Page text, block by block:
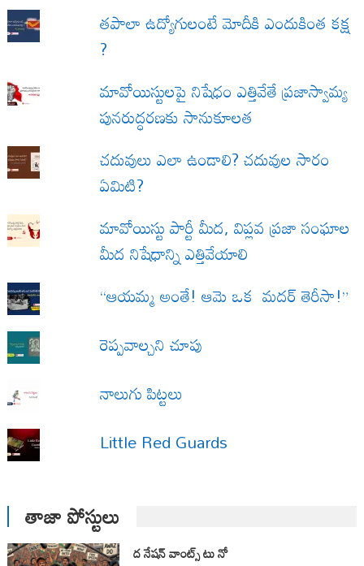
త‌పాలా ఉద్యోగులంటే మోదీకి ఎందుకింత కక్ష
?
మావోయిస్టులపై నిషేధం ఎత్తివేతే ప్రజాస్వామ్య
పునరుద్ధరణకు సానుకూలత
చదువులు ఎలా ఉండాలి? చదువుల సారం
ఏమిటి?
మావోయిస్టు పార్టీ మీద, విప్లవ ప్రజా సంఘాల
మీద నిషేధాన్ని ఎత్తివేయాలి
“ఆయమ్మ అంతే! ఆమె ఒక మదర్ తెరీసా!”
రెప్పవాల్చని చూపు
నాలుగు పిట్టలు
Little Red Guards
తాజా పోస్టులు
ద నేషన్ వాంట్స్ టు నో